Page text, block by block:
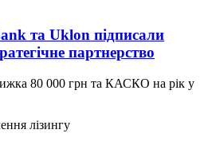
та Uklon підписали
партнерство
лізингу